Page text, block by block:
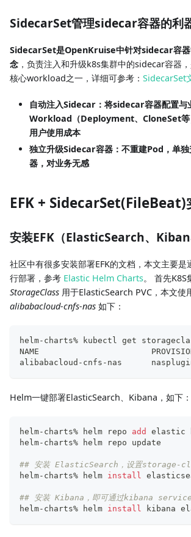
SidecarSet管理sidecar容器的利
SidecarSet是OpenKruise中针对sidecar容器
念 ，负责注入和升级k8s集群中的sidecar容器
核心workload之一，详细可参考： SidecarSet
自动注入Sidecar：将sidecar容器配置与
Workload（Deployment、CloneSet等
用户使用成本
独立升级Sidecar容器：不重建Pod，单
器，对业务无感
EFK + SidecarSet(FileBeat)
安装EFK（ElasticSearch、
社区中有很多安装部署EFK的文档，本文主要
行部署，参考 Elastic Helm Charts。 首先K8S
StorageClass 用于ElasticSearch PVC，本文使
alibabacloud-cnfs-nas 如下：
helm-charts% kubectl get
NAME                       PROVISIONER
alibabacloud-cnfs-nas
Helm一键部署ElasticSearch、Kibana，如下：
helm-charts% helm repo add
elastic
helm-charts% helm repo update
## 安装 ElasticSearch，设置storage-
helm-charts% helm install
## 安装 Kibana，即可通过kibana
helm-charts% helm install kibana